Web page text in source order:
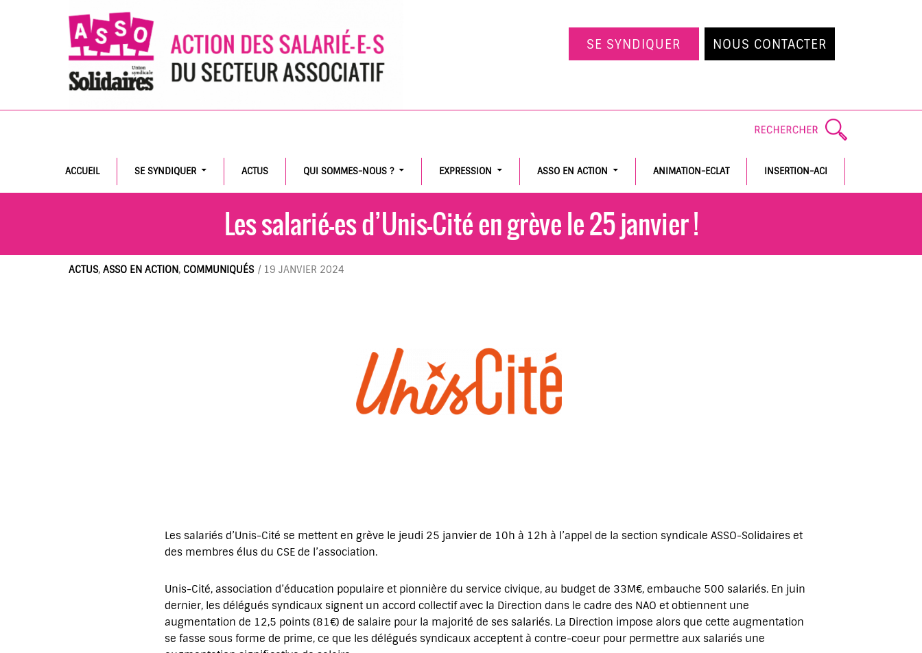
SE SYNDIQUER NOUS CONTACTER
ACCUEIL SE SYNDIQUER ACTUS QUI SOMMES-NOUS ? EXPRESSION ASSO EN ACTION ANIMATION-ECLAT INSERTION-ACI
Les salarié-es d’Unis-Cité en grève le 25 janvier !
ACTUS, ASSO EN ACTION, COMMUNIQUÉS / 19 JANVIER 2024
Les salariés d’Unis-Cité se mettent en grève le jeudi 25 janvier de 10h à 12h à l’appel de la section syndicale ASSO-Solidaires et
des membres élus du CSE de l’association.
Unis-Cité, association d’éducation populaire et pionnière du service civique, au budget de 33M€, embauche 500 salariés. En juin
dernier, les délégués syndicaux signent un accord collectif avec la Direction dans le cadre des NAO et obtiennent une
augmentation de 12,5 points (81€) de salaire pour la majorité de ses salariés. La Direction impose alors que cette augmentation
se fasse sous forme de prime, ce que les délégués syndicaux acceptent à contre-coeur pour permettre aux salariés une